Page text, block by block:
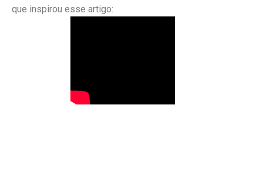
que inspirou esse artigo: